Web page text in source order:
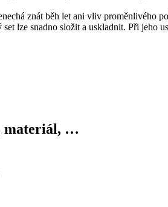
znát běh let ani vliv proměnlivého
lze snadno složit a uskladnit. Při jeho
materiál, …